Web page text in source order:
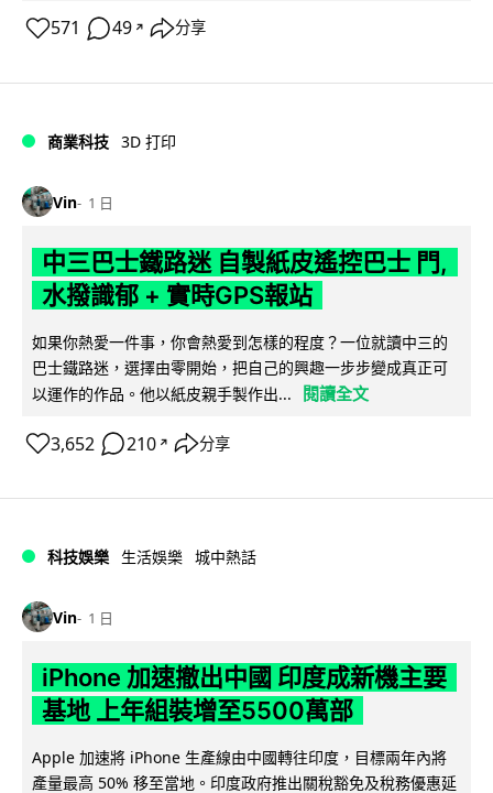
571 49 ↗ 分享
商業科技 3D 打印
Vin 1 日
中三巴士鐵路迷 自製紙皮遙控巴士 門,
水撥識郁 + 實時GPS報站
如果你熱愛一件事，你會熱愛到怎樣的程度？一位就讀中三的
巴士鐵路迷，選擇由零開始，把自己的興趣一步步變成真正可
以運作的作品。他以紙皮親手製作出...
閱讀全文
3,652 210 ↗ 分享
科技娛樂 生活娛樂 城中熱話
Vin 1 日
iPhone 加速撤出中國 印度成新機主要
基地 上年組裝增至5500萬部
Apple 加速將 iPhone 生產線由中國轉往印度，目標兩年內將
產量最高 50% 移至當地。印度政府推出關稅豁免及稅務優惠延